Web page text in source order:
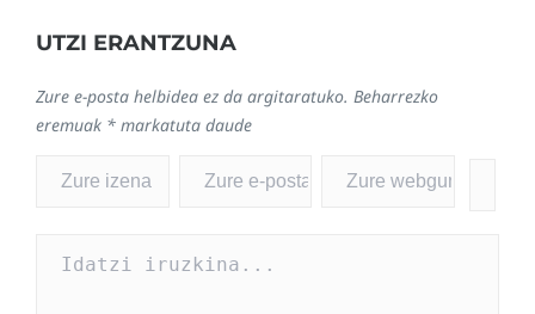
UTZI ERANTZUNA
Zure e-posta helbidea ez da argitaratuko. Beharrezko
eremuak * markatuta daude